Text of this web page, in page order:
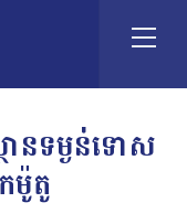
ានទម្ងន់ទោស
ម៉ូតូ